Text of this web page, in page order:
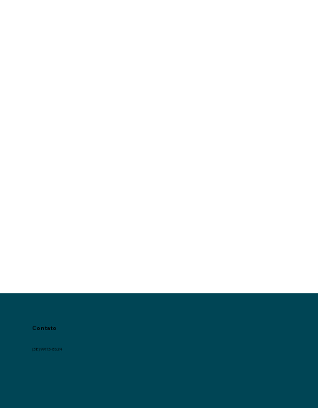
Contato
(38) 99173-8624